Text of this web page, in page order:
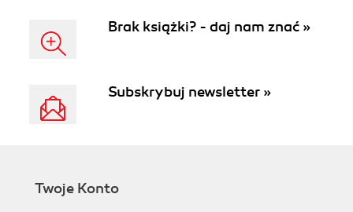
Brak książki? - daj nam znać »
Subskrybuj newsletter »
Twoje Konto